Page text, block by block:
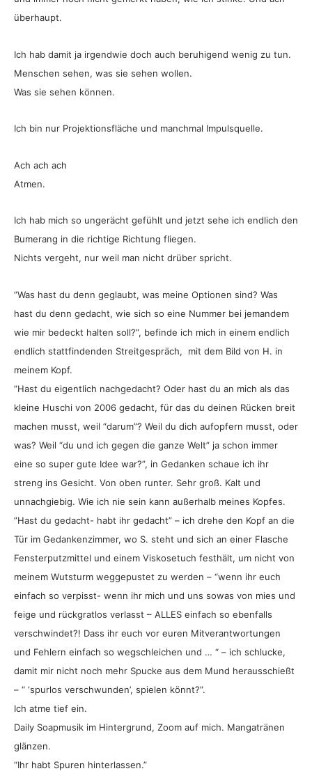
überhaupt.
Ich hab damit ja irgendwie doch auch beruhigend wenig zu tun.
Menschen sehen, was sie sehen wollen.
Was sie sehen können.
Ich bin nur Projektionsfläche und manchmal Impulsquelle.
Ach ach ach
Atmen.
Ich hab mich so ungerächt gefühlt und jetzt sehe ich endlich den
Bumerang in die richtige Richtung fliegen.
Nichts vergeht, nur weil man nicht drüber spricht.
”Was hast du denn geglaubt, was meine Optionen sind? Was
hast du denn gedacht, wie sich so eine Nummer bei jemandem
wie mir bedeckt halten soll?”, befinde ich mich in einem endlich
endlich stattfindenden Streitgespräch, mit dem Bild von H. in
meinem Kopf.
”Hast du eigentlich nachgedacht? Oder hast du an mich als das
kleine Huschi von 2006 gedacht, für das du deinen Rücken breit
machen musst, weil “darum”? Weil du dich aufopfern musst, oder
was? Weil “du und ich gegen die ganze Welt” ja schon immer
eine so super gute Idee war?”, in Gedanken schaue ich ihr
streng ins Gesicht. Von oben runter. Sehr groß. Kalt und
unnachgiebig. Wie ich nie sein kann außerhalb meines Kopfes.
”Hast du gedacht- habt ihr gedacht” – ich drehe den Kopf an die
Tür im Gedankenzimmer, wo S. steht und sich an einer Flasche
Fensterputzmittel und einem Viskosetuch festhält, um nicht von
meinem Wutsturm weggepustet zu werden – “wenn ihr euch
einfach so verpisst- wenn ihr mich und uns sowas von mies und
feige und rückgratlos verlasst – ALLES einfach so ebenfalls
verschwindet?! Dass ihr euch vor euren Mitverantwortungen
und Fehlern einfach so wegschleichen und … “ – ich schlucke,
damit mir nicht noch mehr Spucke aus dem Mund herausschießt
– “ ‘spurlos verschwunden’, spielen könnt?”.
Ich atme tief ein.
Daily Soapmusik im Hintergrund, Zoom auf mich. Mangatränen
glänzen.
“Ihr habt Spuren hinterlassen.”